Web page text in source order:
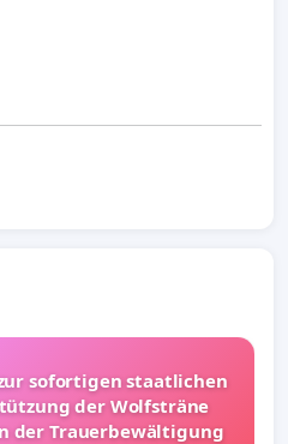
sofortigen staatlichen
der Wolfsträne
der Trauerbewältigung